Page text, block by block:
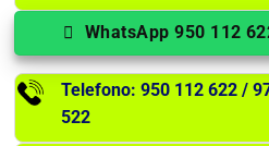
WhatsApp 950 112
Telefono: 950 112 622 /
522